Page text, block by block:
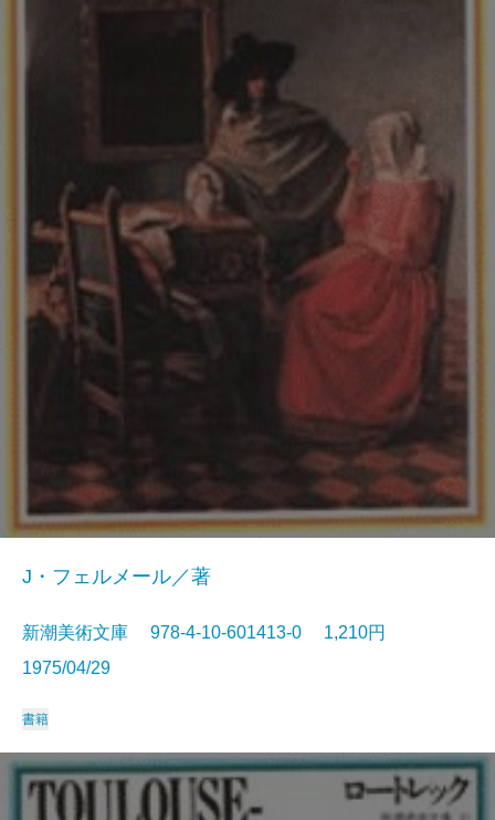
J・フェルメール／著
新潮美術文庫 978-4-10-601413-0 1,210円
1975/04/29
書籍